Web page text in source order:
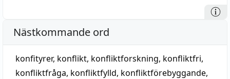
Nästkommande ord
konfityrer, konflikt, konfliktforskning, konfliktfri,
konfliktfråga, konfliktfylld, konfliktförebyggande,